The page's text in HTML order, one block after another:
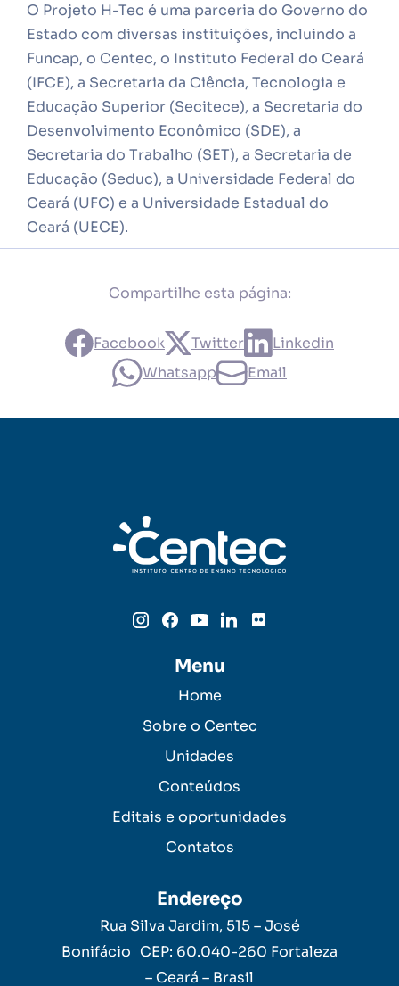
O Projeto H-Tec é uma parceria do Governo do
Estado com diversas instituições, incluindo a
Funcap, o Centec, o Instituto Federal do Ceará
(IFCE), a Secretaria da Ciência, Tecnologia e
Educação Superior (Secitece), a Secretaria do
Desenvolvimento Econômico (SDE), a
Secretaria do Trabalho (SET), a Secretaria de
Educação (Seduc), a Universidade Federal do
Ceará (UFC) e a Universidade Estadual do
Ceará (UECE).
Compartilhe esta página:
Facebook Twitter
Linkedin
Whatsapp
Email
Menu
Home
Sobre o Centec
Unidades
Conteúdos
Editais e oportunidades
Contatos
Endereço
Rua Silva Jardim, 515 – José
Bonifácio CEP: 60.040-260 Fortaleza
– Ceará – Brasil